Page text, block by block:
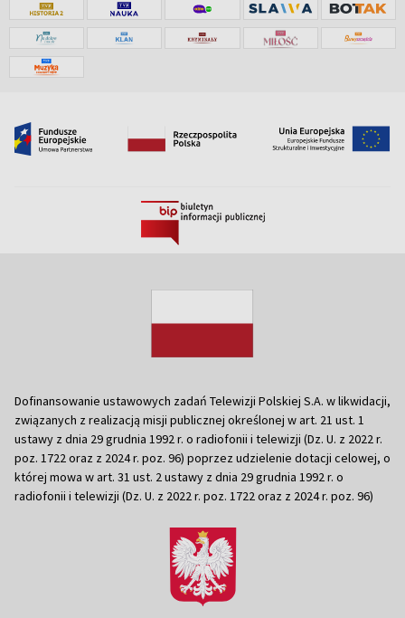
Dofinansowanie ustawowych zadań Telewizji Polskiej S.A. w likwidacji,
związanych z realizacją misji publicznej określonej w art. 21 ust. 1
ustawy z dnia 29 grudnia 1992 r. o radiofonii i telewizji (Dz. U. z 2022 r.
poz. 1722 oraz z 2024 r. poz. 96) poprzez udzielenie dotacji celowej, o
której mowa w art. 31 ust. 2 ustawy z dnia 29 grudnia 1992 r. o
radiofonii i telewizji (Dz. U. z 2022 r. poz. 1722 oraz z 2024 r. poz. 96)